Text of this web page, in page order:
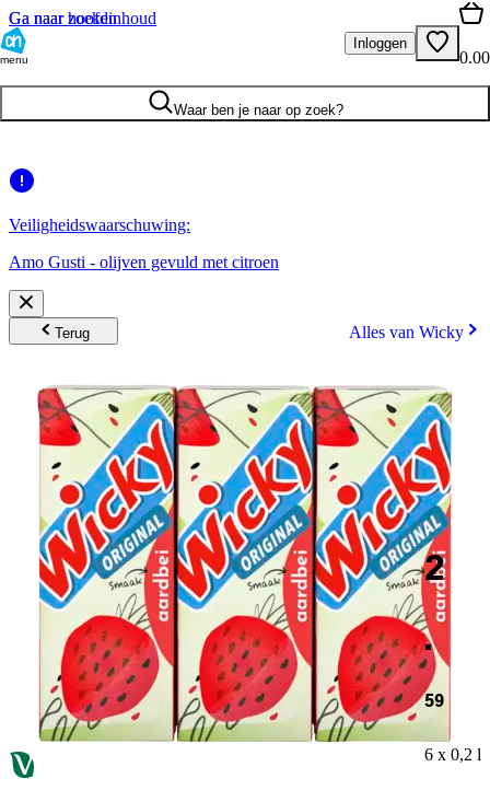
Ga naar hoofdinhoud
Ga naar zoeken
menu
Inloggen
0.00
Waar ben je naar op zoek?
Veiligheidswaarschuwing:
Amo Gusti - olijven gevuld met citroen
Terug Alles van Wicky
2
.
59
6 x 0,2 l